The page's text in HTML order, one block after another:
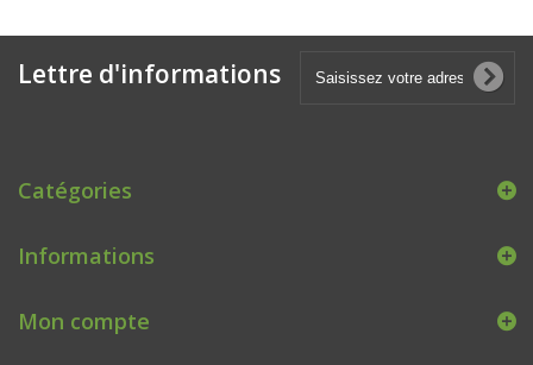
Lettre d'informations
Catégories
Informations
Mon compte